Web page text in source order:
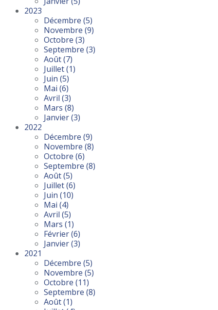
2023
Décembre (5)
Novembre (9)
Octobre (3)
Septembre (3)
Août(7)
Juillet(1)
Juin (5)
Mai (6)
Avril (3)
Mars (8)
Janvier(3)
2022
Décembre (9)
Novembre (8)
Octobre (6)
Septembre (8)
Août(5)
Juillet(6)
Juin (10)
Mai (4)
Avril (5)
Mars (1)
Février(6)
Janvier(3)
2021
Décembre (5)
Novembre (5)
Octobre (11)
Septembre (8)
Août(1)